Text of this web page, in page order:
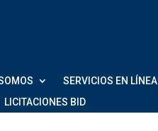
SERVICIOS EN LÍNEA
LICITACIONES BID